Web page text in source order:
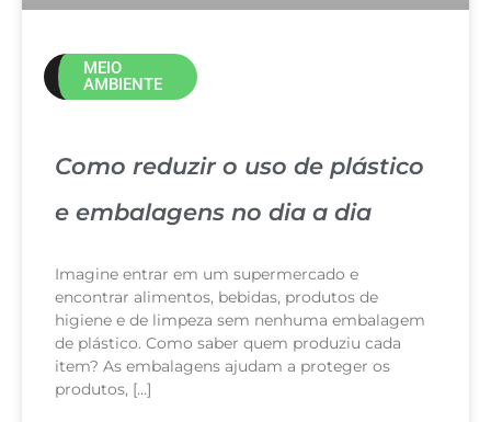
MEIO
AMBIENTE
Como reduzir o uso de plástico
e embalagens no dia a dia
Imagine entrar em um supermercado e
encontrar alimentos, bebidas, produtos de
higiene e de limpeza sem nenhuma embalagem
de plástico. Como saber quem produziu cada
item? As embalagens ajudam a proteger os
produtos, […]